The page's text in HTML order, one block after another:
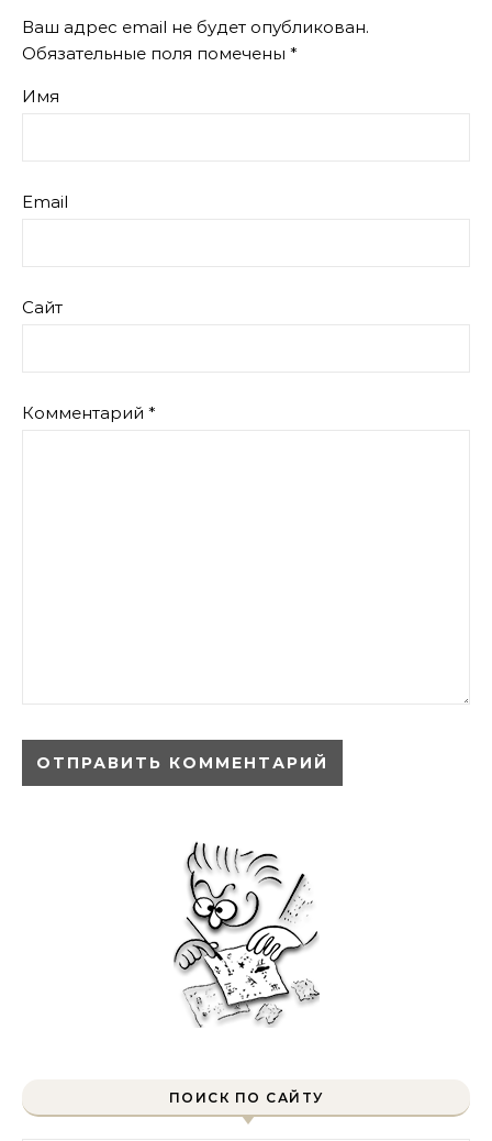
Ваш адрес email не будет опубликован.
Обязательные поля помечены *
Имя
Email
Сайт
Комментарий *
ПОИСК ПО САЙТУ